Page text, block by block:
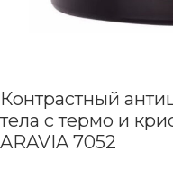
Контрастный
тела с термо и
ARAVIA 7052